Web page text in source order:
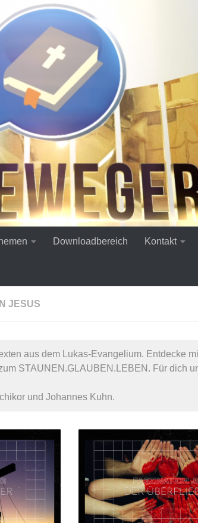
Downloadbereich Kontakt
JESUS
aus dem Lukas-Evangelium. Entdecke
STAUNEN.GLAUBEN.LEBEN. Für dich
und Johannes Kuhn.